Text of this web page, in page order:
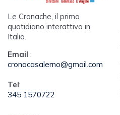
Le Cronache, il primo
quotidiano interattivo in
Italia.
cronacasalerno@gmail.com
345 1570722